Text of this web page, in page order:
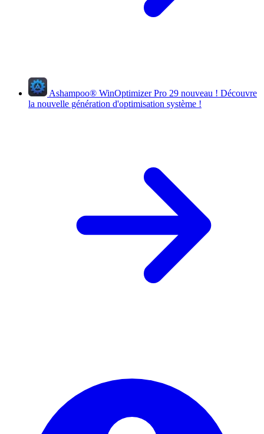
Ashampoo® WinOptimizer Pro 29 nouveau ! Découvre
la nouvelle génération d'optimisation système !